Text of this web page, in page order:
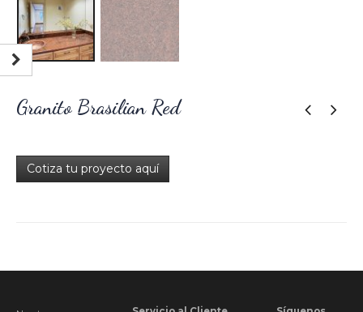
Granito Brasilian Red
Cotiza tu proyecto aquí